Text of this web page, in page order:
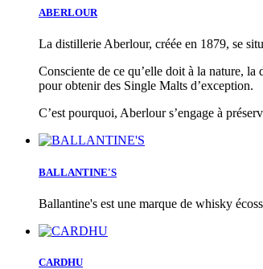
ABERLOUR
La distillerie Aberlour, créée en 1879, se
Consciente de ce qu’elle doit à la nature,
pour obtenir des Single Malts d’exception.
C’est pourquoi, Aberlour s’engage à
BALLANTINE'S
Ballantine's est une marque de whisky
CARDHU